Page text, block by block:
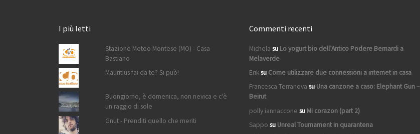
I più letti
Stazione Meteo Montese (MO) - Casa
Bastiano
Mauritius fai da te? Si può!
Buongiorno, è domenica, non nevica e c'è
un raggio di sole
Gnut - Prenditi quello che meriti
Commenti recenti
Michela su Lo yogurt bio dell’Antico Podere Bernardi a
Melaverde
Eriksu Come utilizzare due connessioni a internet in casa
Francesca Terranova su Una canzone a caso: Elephant Gun –
Beirut
polly iannaccone su Mi corazon (part 2)
Sappo su Unreal Tournament in quarantena